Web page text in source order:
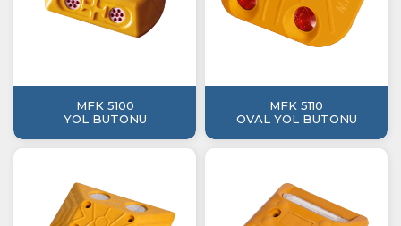
MFK 5100
YOL BUTONU
MFK 5110
OVAL YOL BUTONU